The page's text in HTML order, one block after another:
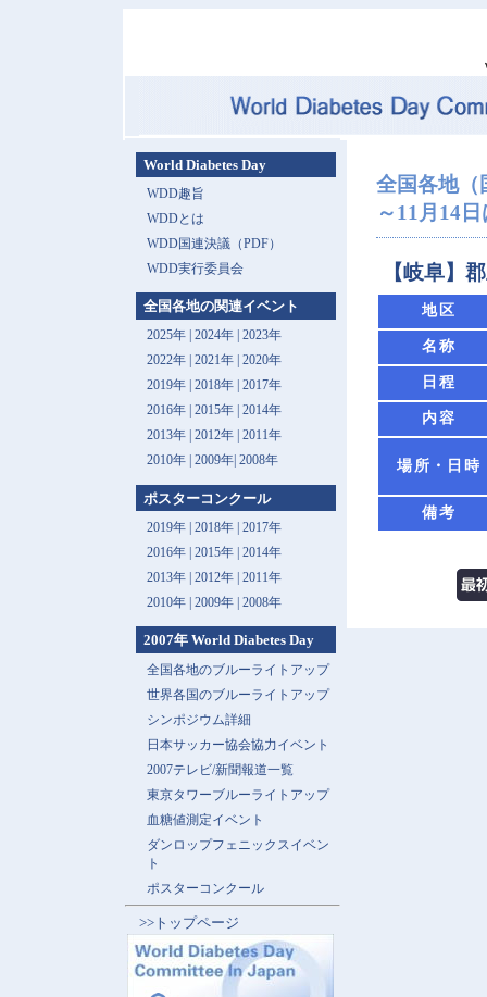
全国各地（
～11月14
【岐阜】
地区
名称
日程
内容
場所・日時
備考
World Diabetes Day
WDD趣旨
WDDとは
WDD国連決議（PDF）
WDD実行委員会
全国各地の関連イベント
2025年| 2024年| 2023年
2022年| 2021年| 2020年
2019年| 2018年| 2017年
2016年| 2015年| 2014年
2013年 | 2012年| 2011年
2010年| 2009年| 2008年
ポスターコンクール
2019年 | 2018年 | 2017年
2016年 | 2015年 | 2014年
2013年 | 2012年 | 2011年
2010年 | 2009年 | 2008年
2007年 World Diabetes Day
全国各地のブルーライトアップ
世界各国のブルーライトアップ
シンポジウム詳細
日本サッカー協会協力イベント
2007テレビ/新聞報道一覧
東京タワーブルーライトアップ
血糖値測定イベント
ダンロップフェニックスイベン
ト
ポスターコンクール
>>トップページ